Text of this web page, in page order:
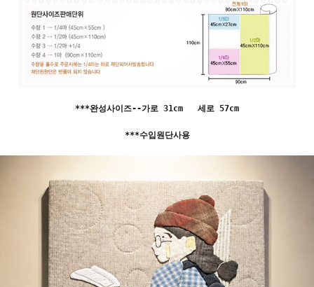
***완성사이즈--가로 31cm 세로 57cm
***수입원단사용